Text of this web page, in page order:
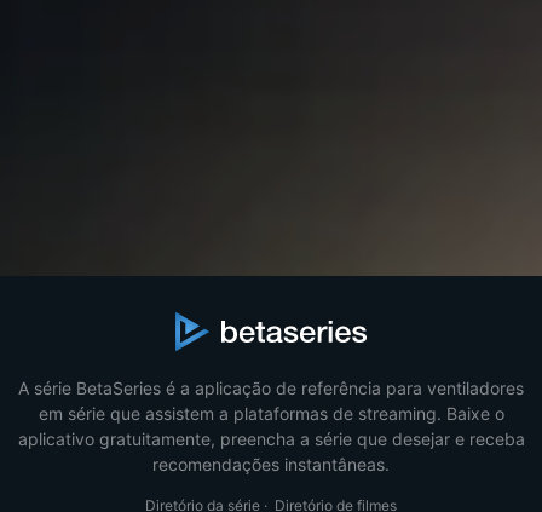
A série BetaSeries é a aplicação de referência para ventiladores
em série que assistem a plataformas de streaming. Baixe o
aplicativo gratuitamente, preencha a série que desejar e receba
recomendações instantâneas.
Diretório da série · Diretório de filmes